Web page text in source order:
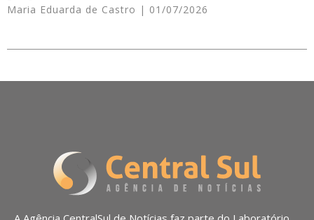
Maria Eduarda de Castro 01/07/2026